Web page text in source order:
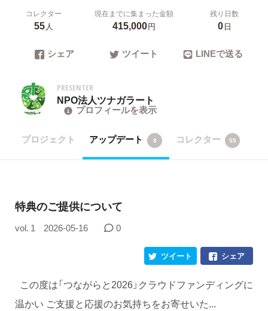
コレクター
55人
現在までに集まった金額
415,000円
残り日数
0日
シェア ツイート LINEで送る
PRESENTER
NPO法人ツナガラート
プロフィールを表示
プロジェクト アップデート 8 コレクター 55
特典のご提供について
vol. 1 2026-05-16 0
シェア
ツイート
この度は「つながらと2026」クラウドファンディングに
温かい ご支援と応援のお気持ちをお寄せいた...